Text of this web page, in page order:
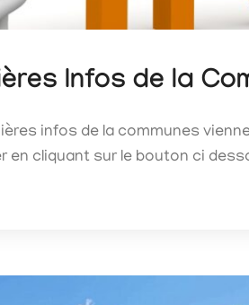
Infos de la
infos de la communes
en cliquant sur le bouton ci